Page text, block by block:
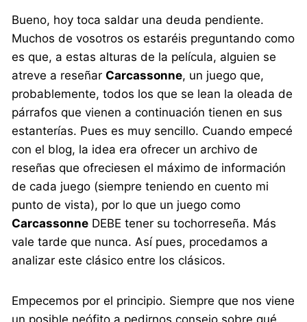
Bueno, hoy toca saldar una deuda pendiente.
Muchos de vosotros os estaréis preguntando como
es que, a estas alturas de la película, alguien se
atreve a reseñarCarcassonne, un juego que,
probablemente, todos los que se lean la oleada de
párrafos que vienen a continuación tienen en sus
estanterías. Pues es muy sencillo. Cuando empecé
con el blog, la idea era ofrecer un archivo de
reseñas que ofreciesen el máximo de información
de cada juego (siempre teniendo en cuento mi
punto de vista), por lo que un juego como
Carcassonne DEBE tener su tochorreseña. Más
vale tarde que nunca. Así pues, procedamos a
analizar este clásico entre los clásicos.
Empecemos por el principio. Siempre que nos viene